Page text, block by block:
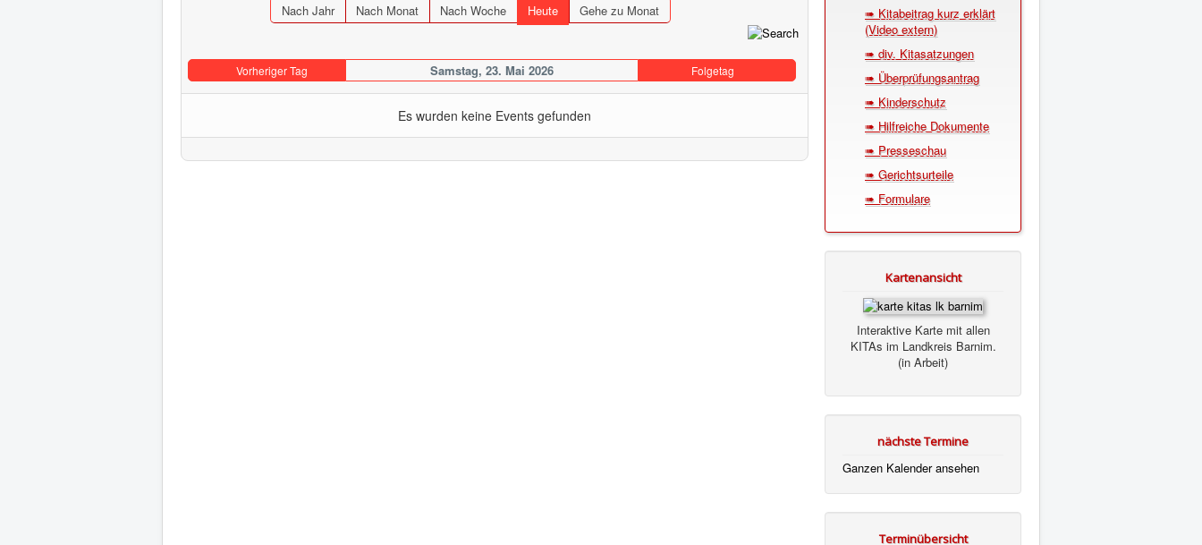
Nach Jahr Nach Monat Nach Woche Heute Gehe zu Monat
Vorheriger Tag Samstag, 23. Mai 2026 Folgetag
Es wurden keine Events gefunden
➠ Kitabeitrag kurz erklärt
(Video extern)
➠ div. Kitasatzungen
➠ Überprüfungsantrag
➠ Kinderschutz
➠ Hilfreiche Dokumente
➠ Presseschau
➠ Gerichtsurteile
➠ Formulare
Kartenansicht
Interaktive Karte mit allen
KITAs im Landkreis Barnim.
(in Arbeit)
nächste Termine
Ganzen Kalender ansehen
Terminübersicht